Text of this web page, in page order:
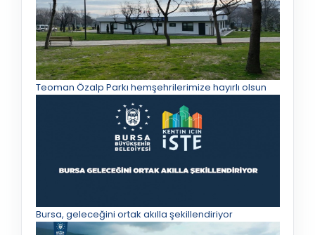
Teoman Özalp Parkı hemşehrilerimize hayırlı olsun
Bursa, geleceğini ortak akılla şekillendiriyor